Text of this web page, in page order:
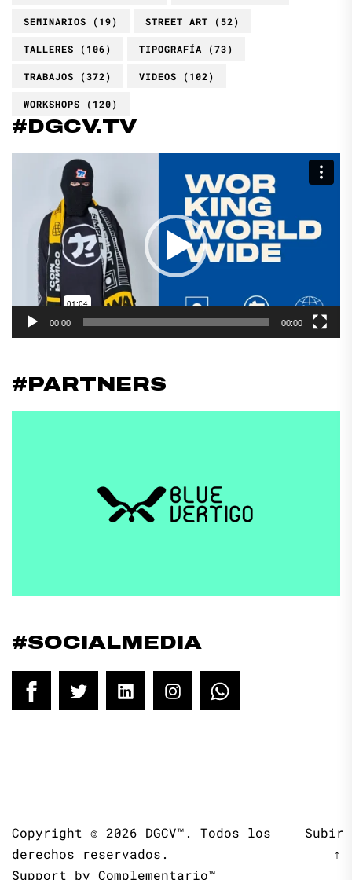
SEMINARIOS (19) STREET ART (52)
TALLERES (106) TIPOGRAFÍA (73)
TRABAJOS (372) VIDEOS (102)
WORKSHOPS (120)
#DGCV.TV
Reproductor
00:00 00:00
#PARTNERS
#SOCIALMEDIA
FacebookTwitter LinkedInInstagram
Copyright © 2026 DGCV™. Todos los
derechos reservados.
Support by Complementario™
Subir
↑